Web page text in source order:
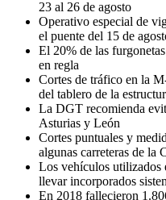
23 al 26 de agosto
Operativo especial de
el puente del 15 de
El 20% de las
en regla
Cortes de tráfico en la
del tablero de la
La DGT recomienda
Asturias y León
Cortes puntuales y
algunas carreteras de la
Los vehículos utilizados
llevar incorporados
En 2018 fallecieron